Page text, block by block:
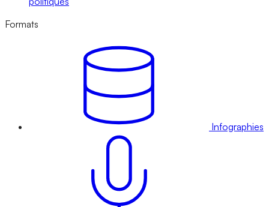
Formats
Infographies